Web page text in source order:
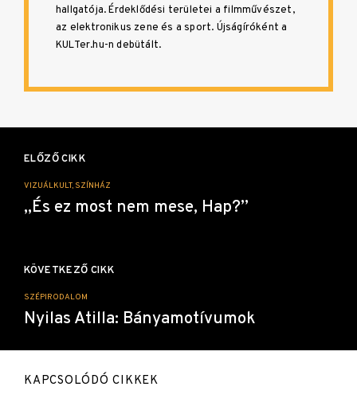
hallgatója. Érdeklődési területei a filmművészet,
az elektronikus zene és a sport. Újságíróként a
KULTer.hu-n debütált.
navigáció
ELŐZŐ CIKK
VIZUÁLKULT, SZÍNHÁZ
„És ez most nem mese, Hap?”
KÖVETKEZŐ CIKK
SZÉPIRODALOM
Nyilas Atilla: Bányamotívumok
KAPCSOLÓDÓ CIKKEK